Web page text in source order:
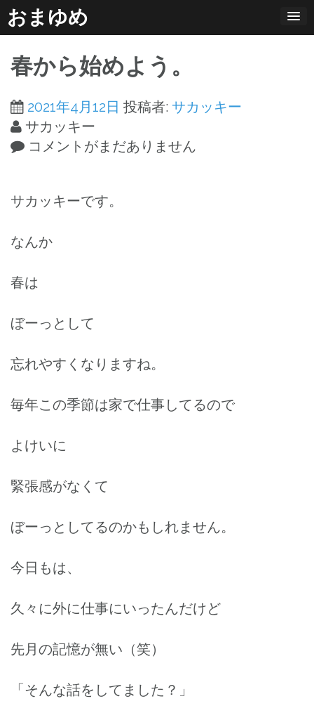
コ
ン
ン
へ
ス
キ
おまゆめ
春から始めよう。
2021年4月12日 投稿者: サカッキー
サカッキー
コメントがまだありません
サカッキーです。
なんか
春は
ぼーっとして
忘れやすくなりますね。
毎年この季節は家で仕事してるので
よけいに
緊張感がなくて
ぼーっとしてるのかもしれません。
今日もは、
久々に外に仕事にいったんだけど
先月の記憶が無い（笑）
「そんな話をしてました？」